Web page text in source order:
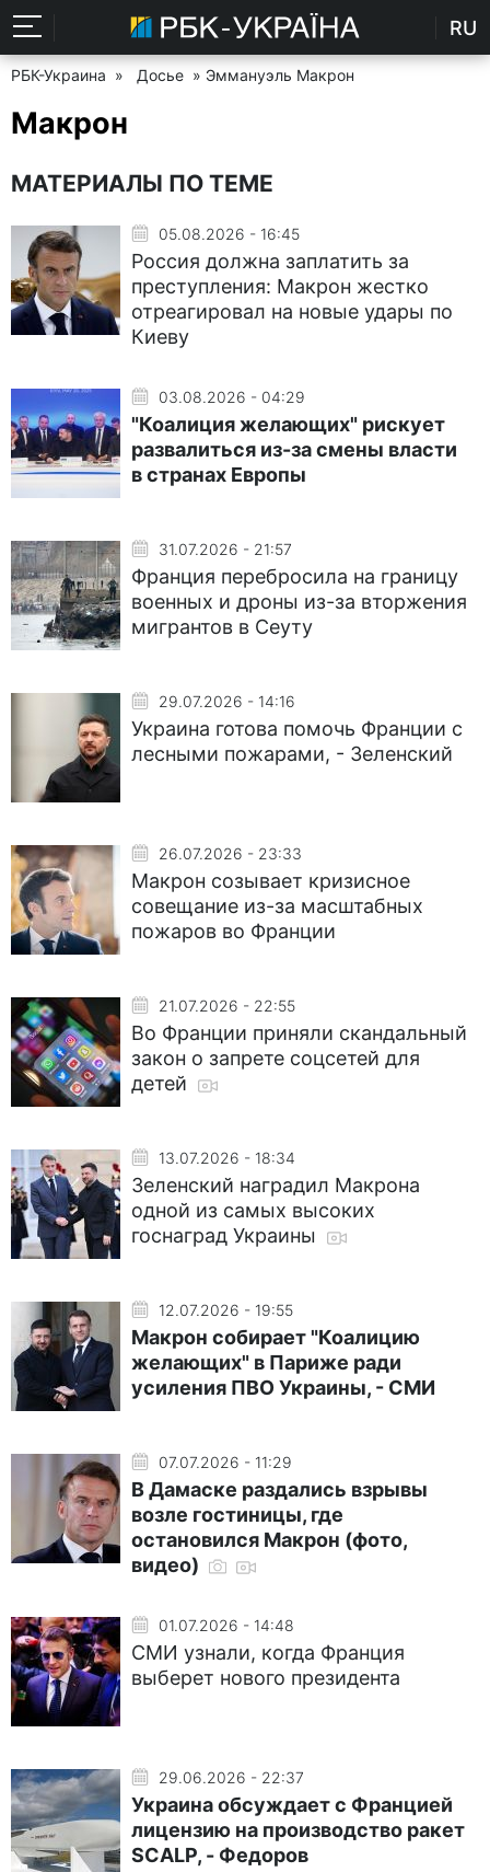
RU
РБК-Украина » Досье » Эммануэль Макрон
Макрон
МАТЕРИАЛЫ ПО ТЕМЕ
05.08.2026 - 16:45
Россия должна заплатить за
преступления: Макрон жестко
отреагировал на новые удары по
Киеву
03.08.2026 - 04:29
"Коалиция желающих" рискует
развалиться из-за смены власти
в странах Европы
31.07.2026 - 21:57
Франция перебросила на границу
военных и дроны из-за вторжения
мигрантов в Сеуту
29.07.2026 - 14:16
Украина готова помочь Франции с
лесными пожарами, - Зеленский
26.07.2026 - 23:33
Макрон созывает кризисное
совещание из-за масштабных
пожаров во Франции
21.07.2026 - 22:55
Во Франции приняли скандальный
закон о запрете соцсетей для
детей
13.07.2026 - 18:34
Зеленский наградил Макрона
одной из самых высоких
госнаград Украины
12.07.2026 - 19:55
Макрон собирает "Коалицию
желающих" в Париже ради
усиления ПВО Украины, - СМИ
07.07.2026 - 11:29
В Дамаске раздались взрывы
возле гостиницы, где
остановился Макрон (фото,
видео)
01.07.2026 - 14:48
СМИ узнали, когда Франция
выберет нового президента
29.06.2026 - 22:37
Украина обсуждает с Францией
лицензию на производство ракет
SCALP, - Федоров